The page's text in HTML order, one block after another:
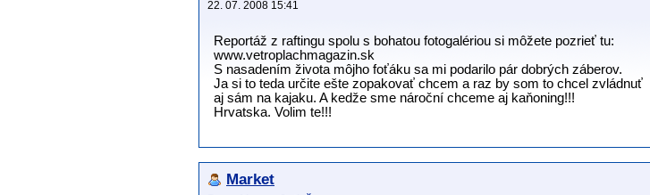
22. 07. 2008 15:41
Reportáž z raftingu spolu s bohatou fotogalériou si môžete pozrieť tu:
www.vetroplachmagazin.sk
S nasadením života môjho foťáku sa mi podarilo pár dobrých záberov.
Ja si to teda určite ešte zopakovať chcem a raz by som to chcel zvládnuť
aj sám na kajaku. A kedže sme nároční chceme aj kaňoning!!!
Hrvatska. Volim te!!!
Market